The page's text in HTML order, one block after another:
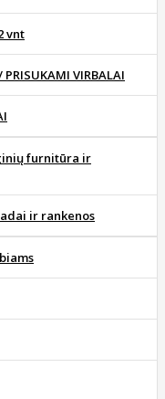
vnt
VIRBALAI
furnitūra ir
ir rankenos